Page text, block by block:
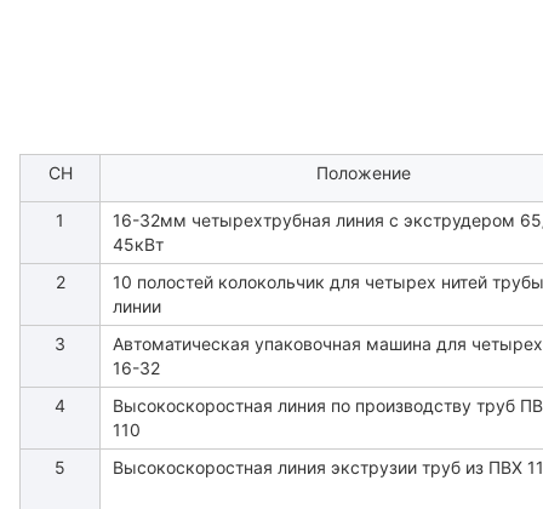
СН Положение
1
16-32мм четырехтрубная линия с экструдером
45кВт
2
10 полостей колокольчик для четырех нитей
линии
3
Автоматическая упаковочная машина для
16-32
4
Высокоскоростная линия по производству труб
110
5
Высокоскоростная линия экструзии труб из ПВХ